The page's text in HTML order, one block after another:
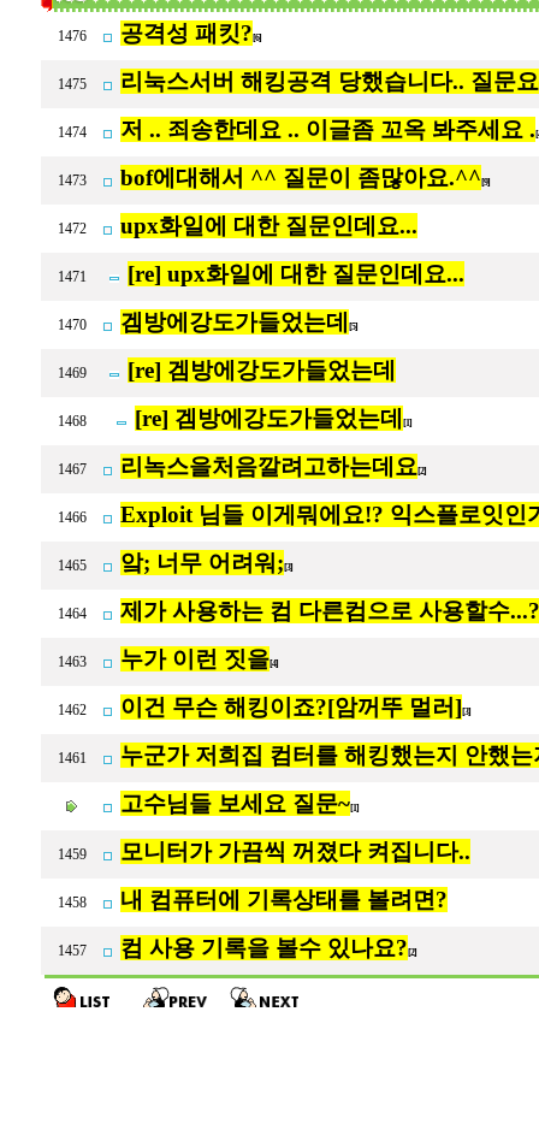
1476 공격성 패킷? [6]
1475 리눅스서버 해킹공격 당했습니다.. 질문요
1474 저 .. 죄송한데요 .. 이글좀 꼬옥 봐주세요 .
1473 bof에대해서 ^^ 질문이 좀많아요.^^ [9]
1472 upx화일에 대한 질문인데요...
1471 [re] upx화일에 대한 질문인데요...
1470 겜방에강도가들었는데 [5]
1469 [re] 겜방에강도가들었는데
1468 [re] 겜방에강도가들었는데 [1]
1467 리녹스을처음깔려고하는데요 [2]
1466 Exploit 님들 이게뭐에요!? 익스플로잇인
1465 앜; 너무 어려워; [3]
1464 제가 사용하는 컴 다른컴으로 사용할수...?
1463 누가 이런 짓을[4]
1462 이건 무슨 해킹이죠?[암꺼뚜 멀러] [3]
1461 누군가 저희집 컴터를 해킹했는지 안했
고수님들 보세요 질문~[1]
1459 모니터가 가끔씩 꺼졌다 켜집니다..
1458 내 컴퓨터에 기록상태를 볼려면?
1457 컴 사용 기록을 볼수 있나요? [2]